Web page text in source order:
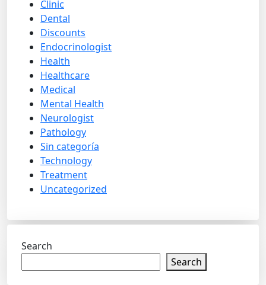
Clinic
Dental
Discounts
Endocrinologist
Health
Healthcare
Medical
Mental Health
Neurologist
Pathology
Sin categoría
Technology
Treatment
Uncategorized
Search
Search